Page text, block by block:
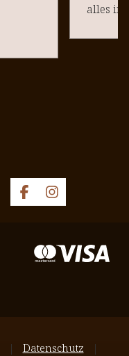
alles in
Datenschutz